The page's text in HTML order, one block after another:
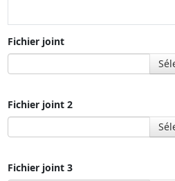
Fichier joint
Fichier joint 2
Fichier joint 3